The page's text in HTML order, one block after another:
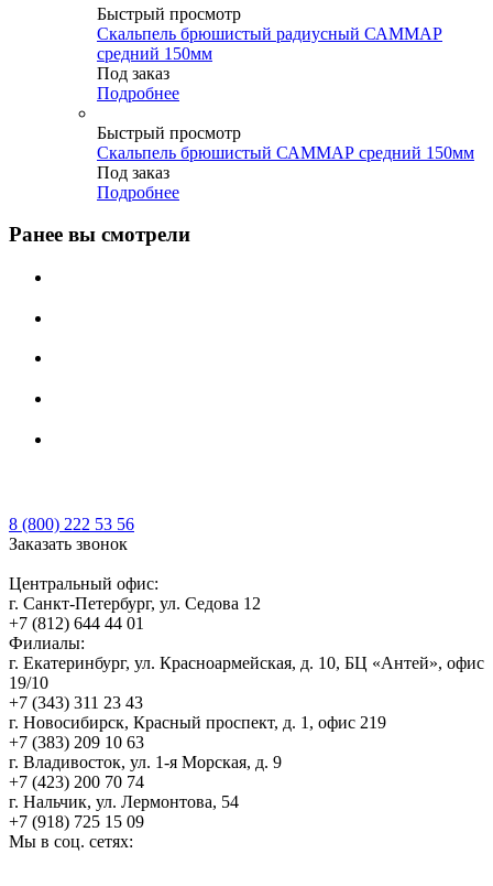
Быстрый просмотр
Скальпель брюшистый радиусный САММАР
средний 150мм
Под заказ
Подробнее
Быстрый просмотр
Скальпель брюшистый САММАР средний 150мм
Под заказ
Подробнее
Ранее вы смотрели
8 (800) 222 53 56
Заказать звонок
Центральный офис:
г. Санкт-Петербург, ул. Седова 12
+7 (812) 644 44 01
Филиалы:
г. Екатеринбург, ул. Красноармейская, д. 10, БЦ «Антей», офис
19/10
+7 (343) 311 23 43
г. Новосибирск, Красный проспект, д. 1, офис 219
+7 (383) 209 10 63
г. Владивосток, ул. 1-я Морская, д. 9
+7 (423) 200 70 74
г. Нальчик, ул. Лермонтова, 54
+7 (918) 725 15 09
Мы в соц. сетях: